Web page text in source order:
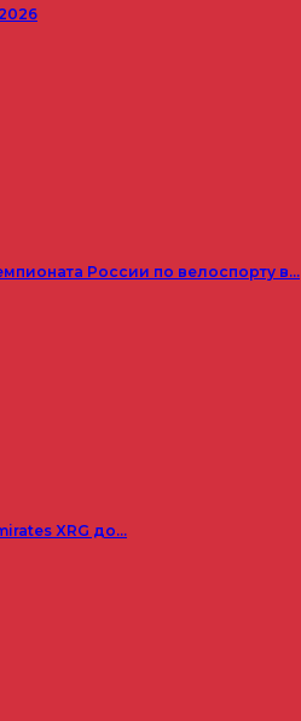
России по велоспорту в…
XRG до…